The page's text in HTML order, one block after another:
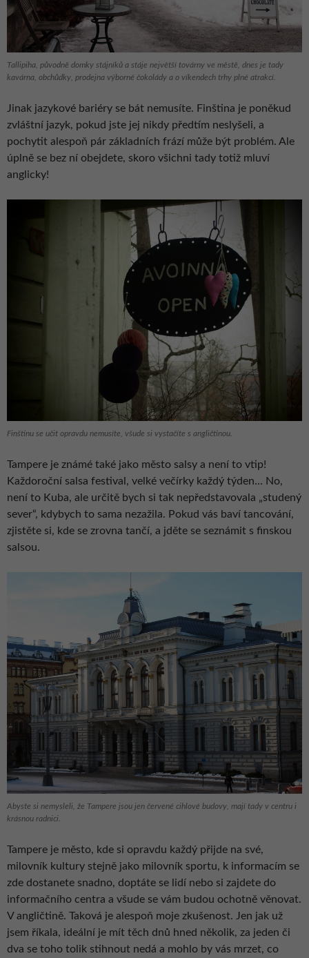
Tallipiha, původně domky stájníků a stáje největší továrny ve městě, dnes je tady
kavárna, obchůdky, prodejna výborné čokolády a o víkendech trhy plné atrakcí.
Jinak jazykové bariéry se bát nemusíte. Finština je poněkud
zvláštní jazyk, pokud jste jej nikdy předtím neslyšeli, a
pochytit alespoň pár základních frází může být problém. Ale
úplně se bez ní obejdete, skoro všichni tady totiž mluví
anglicky!
Finštinu se učit opravdu nemusíte, všude si vystačíte s angličtinou.
Tampere je známé také jako město salsy a není to vtip!
Každoroční salsa festival, velké večírky každý týden… No,
není to Kuba, ale určitě bych si tak nepředstavovala „studený
sever“, kdybych to sama nezažila. Pokud vás baví tancování,
zjistěte si, kde se zrovna tančí, a jděte se seznámit s finskou
salsou.
Abyste si nemysleli, že Tampere jsou jen červené cihlové budovy, mají tady v centru i
krásnou radnici.
Tampere je město, kde si opravdu každý přijde na své,
milovník kultury stejně jako milovník sportu, k informacím se
zde dostanete snadno, doptáte se lidí nebo si zajdete do
informačního centra a všude se vám budou ochotně věnovat.
V angličtině. Taková je alespoň moje zkušenost. Jen jak už
jsem říkala, ideální je mít těch dnů hned několik, za jeden či
dva se toho tolik stihnout nedá a mohlo by vás mrzet, co